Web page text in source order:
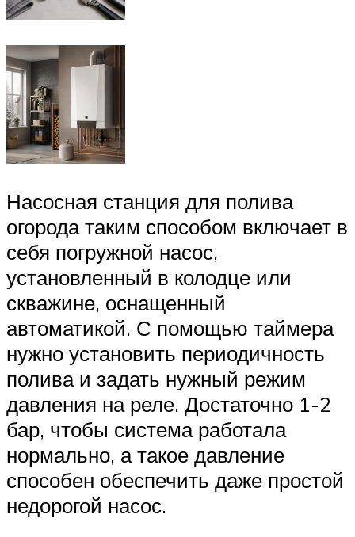
Насосная станция для полива
огорода таким способом включает в
себя погружной насос,
установленный в колодце или
скважине, оснащенный
автоматикой. С помощью таймера
нужно установить периодичность
полива и задать нужный режим
давления на реле. Достаточно 1-2
бар, чтобы система работала
нормально, а такое давление
способен обеспечить даже простой
недорогой насос.